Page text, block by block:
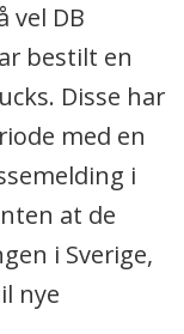
vel DB
bestilt en
Disse har
med en
i
at de
i Sverige,
nye